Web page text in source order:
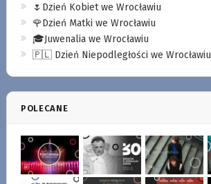
🌷Dzień Kobiet we Wrocławiu
🌹Dzień Matki we Wrocławiu
🎓Juwenalia we Wrocławiu
🇵🇱 Dzień Niepodległości we Wrocławiu
POLECANE